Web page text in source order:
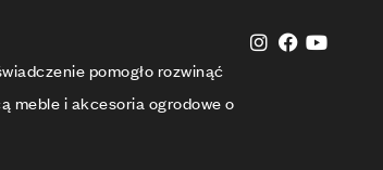
pomogło rozwinąć
meble i akcesoria ogrodowe o